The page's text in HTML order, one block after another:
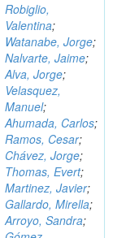
Robiglio,
Valentina;
Watanabe, Jorge;
Nalvarte, Jaime;
Alva, Jorge;
Velasquez,
Manuel;
Ahumada, Carlos;
Ramos, Cesar;
Chávez, Jorge;
Thomas, Evert;
Martinez, Javier;
Gallardo, Mirella;
Arroyo, Sandra;